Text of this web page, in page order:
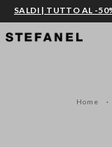
VAI AL CONTENUTO
SALDI | TUTTO AL -
Home